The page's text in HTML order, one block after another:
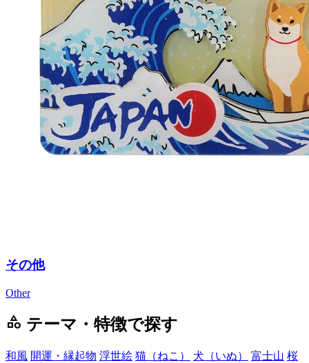
その他
Other
category テーマ・特徴で探す
和風 開運・縁起物 浮世絵 猫（ねこ） 犬（いぬ） 富士山 桜